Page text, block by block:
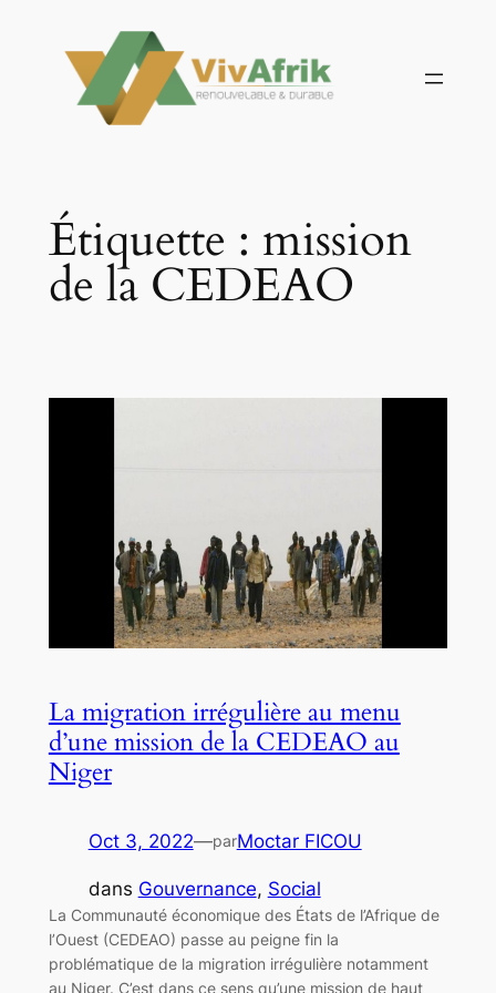
contenu
Étiquette : mission
de la CEDEAO
La migration irrégulière au menu
d’une mission de la CEDEAO au
Niger
Oct 3, 2022—parMoctar FICOU
dans Gouvernance, Social
La Communauté économique des États de l’Afrique de
l’Ouest (CEDEAO) passe au peigne fin la
problématique de la migration irrégulière notamment
au Niger. C’est dans ce sens qu’une mission de haut